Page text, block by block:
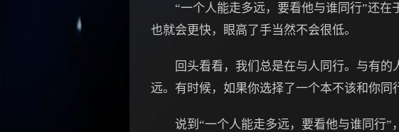
“一个人能走多远，要看他与谁同行”还在
也就会更快，眼高了手当然不会很低。
回头看看，我们总是在与人同行。与有的
远。有时候，如果你选择了一个本不该和你同
说到“一个人能走多远，要看他与谁同行”